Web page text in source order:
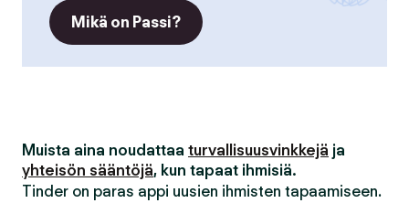
Mikä on Passi?
Muista aina noudattaa turvallisuusvinkkejä ja
yhteisön sääntöjä, kun tapaat ihmisiä.
Tinder on paras appi uusien ihmisten tapaamiseen.